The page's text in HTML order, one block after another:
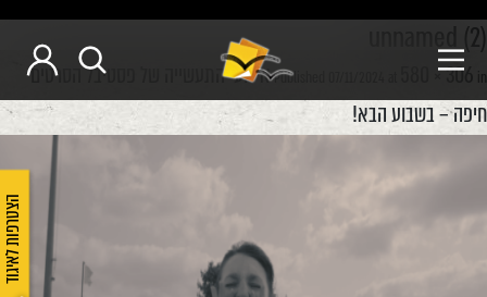
הצטרפות לאיגוד
unnamed (2)
Published 580 × 306 in
אירועי התעשייה של פסטיבל הסרטים
חיפה – בשבוע הבא!